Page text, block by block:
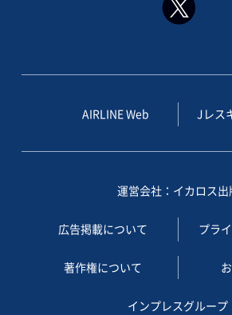
AIRLINE Web Jレス
運営会社：イカロス出
広告掲載について プラ
著作権について
インプレスグループ